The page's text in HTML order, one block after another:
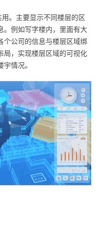
。主要显示不同楼层的区
。例如写字楼内，里面有大
个公司的信息与楼层区域绑
局，实现楼层区域的可视化
情况。